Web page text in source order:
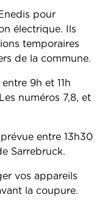
pour
électrique. Ils
temporaires
de la commune.
9h et 11h
numéros 7,8, et
entre 13h30
Sarrebruck.
vos appareils
la coupure.